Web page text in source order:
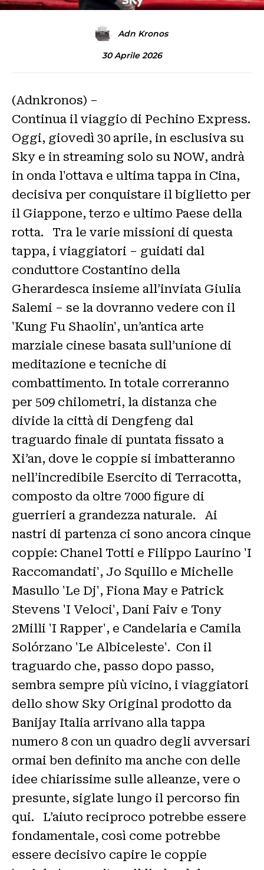
Adn Kronos
30 Aprile 2026
(Adnkronos) –
Continua il viaggio di Pechino Express.
Oggi, giovedì 30 aprile, in esclusiva su
Sky e in streaming solo su NOW, andrà
in onda l'ottava e ultima tappa in Cina,
decisiva per conquistare il biglietto per
il Giappone, terzo e ultimo Paese della
rotta. Tra le varie missioni di questa
tappa, i viaggiatori – guidati dal
conduttore Costantino della
Gherardesca insieme all’inviata Giulia
Salemi – se la dovranno vedere con il
'Kung Fu Shaolin', un’antica arte
marziale cinese basata sull’unione di
meditazione e tecniche di
combattimento. In totale correranno
per 509 chilometri, la distanza che
divide la città di Dengfeng dal
traguardo finale di puntata fissato a
Xi’an, dove le coppie si imbatteranno
nell’incredibile Esercito di Terracotta,
composto da oltre 7000 figure di
guerrieri a grandezza naturale. Ai
nastri di partenza ci sono ancora cinque
coppie: Chanel Totti e Filippo Laurino 'I
Raccomandati', Jo Squillo e Michelle
Masullo 'Le Dj', Fiona May e Patrick
Stevens 'I Veloci', Dani Faiv e Tony
2Milli 'I Rapper', e Candelaria e Camila
Solórzano 'Le Albiceleste'. Con il
traguardo che, passo dopo passo,
sembra sempre più vicino, i viaggiatori
dello show Sky Original prodotto da
Banijay Italia arrivano alla tappa
numero 8 con un quadro degli avversari
ormai ben definito ma anche con delle
idee chiarissime sulle alleanze, vere o
presunte, siglate lungo il percorso fin
qui. L’aiuto reciproco potrebbe essere
fondamentale, così come potrebbe
essere decisivo capire le coppie